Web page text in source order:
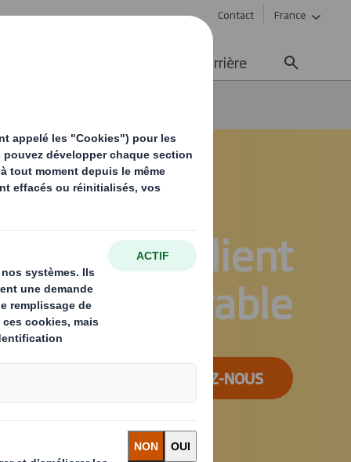
Contact France
Carrière
client
durable
CONTACTEZ-NOUS